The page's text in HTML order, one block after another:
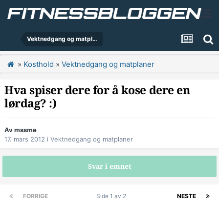
Vektnedgang og matplaner
» Kosthold » Vektnedgang og matplaner
Hva spiser dere for å kose dere en
lørdag? :)
Avmssme
17. mars 2012 i Vektnedgang og matplaner
Svar i emnet
FORRIGE NESTE
Side 1 av 2